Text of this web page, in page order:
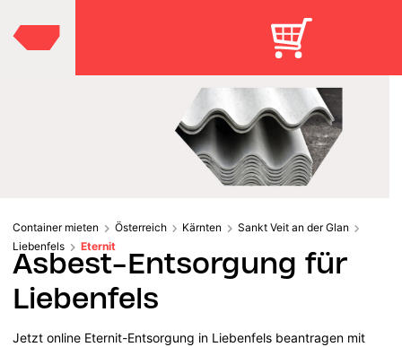
Container mieten Österreich Kärnten
Sankt Veit an der Glan
Liebenfels
Eternit
Asbest-Entsorgung für
Liebenfels
Jetzt online Eternit-Entsorgung in Liebenfels beantragen mit